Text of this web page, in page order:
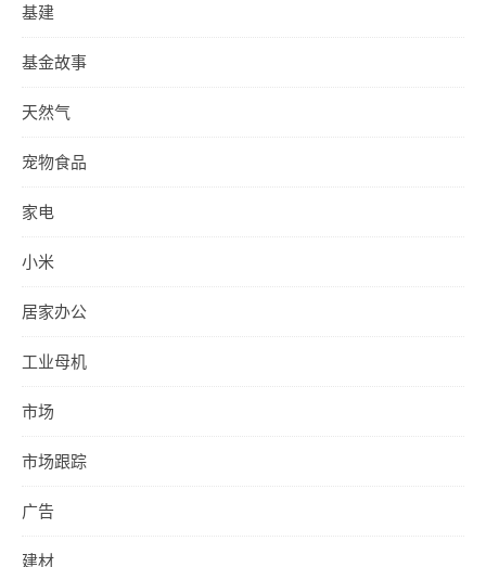
基建
基金故事
天然气
宠物食品
家电
小米
居家办公
工业母机
市场
市场跟踪
广告
建材